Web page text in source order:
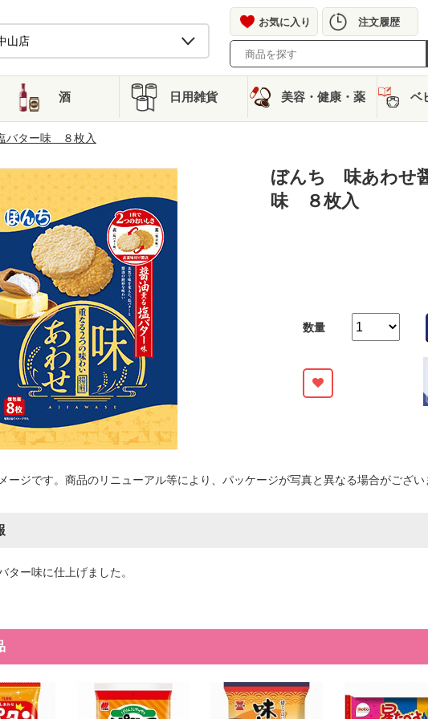
お気に入り 注文履歴
酒 日用雑貨 美容・健康・薬 ベ
バター味 ８枚入
ぼんち 味あわせ
味 ８枚入
数量
ージです。商品のリニューアル等により、パッケージが写真と異なる場合がござい
ター味に仕上げました。